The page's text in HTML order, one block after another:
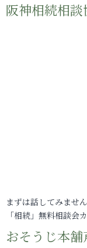
阪神相続相談
まずは話してみませ
「相続」無料相談会
おそうじ本舗